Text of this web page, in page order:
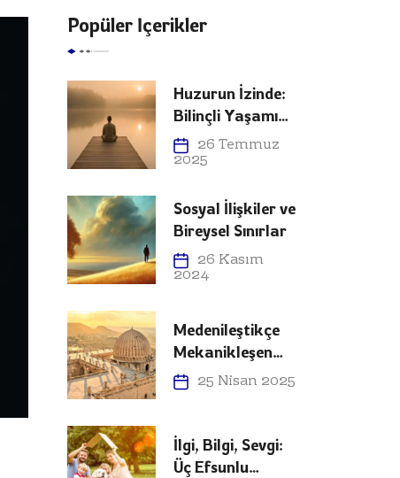
Popüler İçerikler
Huzurun İzinde:
Bilinçli Yaşamın
Erdemi26 Temmuz
2025
Sosyal İlişkiler ve
Bireysel Sınırlar
26 Kasım
2024
Medenileştikçe
Mekanikleşen
İnsan25 Nisan 2025
İlgi, Bilgi, Sevgi:
Üç Efsunlu